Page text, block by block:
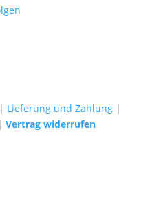
| Lieferung und Zahlung|
Vertrag widerrufen